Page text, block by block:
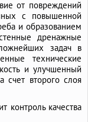
от повреждений
с повышенной
и образованием
дренажные
задач в
технические
и улучшенный
счет второго слоя
контроль качества